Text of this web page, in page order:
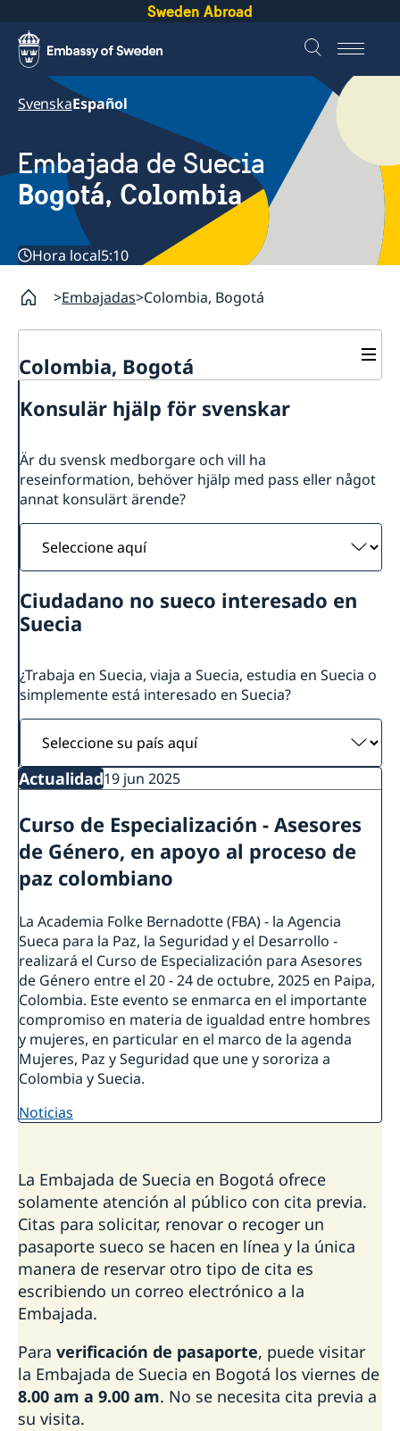
Sweden Abroad
SvenskaEspañol
Embajada de Suecia
Bogotá, Colombia
Hora local5:10
Embajadas Colombia, Bogotá
Colombia, Bogotá
Agendar una cita migración
Sobre nosotros
Trabaja con nosotros
Política de protección de datos personales en las
Embajadas
Estudios en Suecia
Cooperación para el desarrollo en
Colombia y América Latina
Cooperación bilateral para el desarrollo en Colombia
Cooperación regional para el desarrollo en América
Promoción Comercial y Cultural
Promoción comercial
Noticias
Konsulär hjälp för svenskar
Är du svensk medborgare och vill ha
reseinformation, behöver hjälp med pass eller något
annat konsulärt ärende?
Seleccione
aquí
Ciudadano no sueco interesado en
Suecia
¿Trabaja en Suecia, viaja a Suecia, estudia en Suecia o
simplemente está interesado en Suecia?
Seleccione
país
aquí
Actualidad19 jun 2025
Curso de Especialización - Asesores
de Género, en apoyo al proceso de
paz colombiano
La Academia Folke Bernadotte (FBA) - la Agencia
Sueca para la Paz, la Seguridad y el Desarrollo -
realizará el Curso de Especialización para Asesores
de Género entre el 20 - 24 de octubre, 2025 en Paipa,
Colombia. Este evento se enmarca en el importante
compromiso en materia de igualdad entre hombres
y mujeres, en particular en el marco de la agenda
Mujeres, Paz y Seguridad que une y sororiza a
Colombia y Suecia.
noticias
La Embajada de Suecia en Bogotá ofrece
solamente atención al público con cita previa.
Citas para solicitar, renovar o recoger un
pasaporte sueco se hacen en línea y la única
manera de reservar otro tipo de cita es
escribiendo un correo electrónico a la
Embajada.
Para verificación de pasaporte, puede visitar
la Embajada de Suecia en Bogotá los viernes de
8.00 am a 9.00 am. No se necesita cita previa a
su visita.